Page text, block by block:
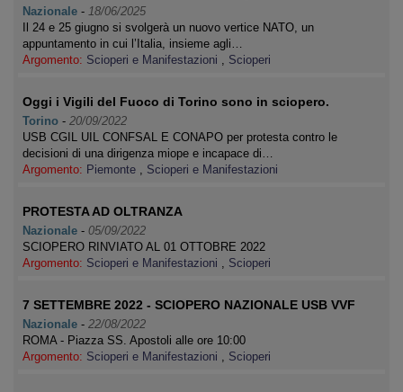
Nazionale - 18/06/2025
Il 24 e 25 giugno si svolgerà un nuovo vertice NATO, un
appuntamento in cui l’Italia, insieme agli…
Argomento: Scioperi e Manifestazioni , Scioperi
Oggi i Vigili del Fuoco di Torino sono in sciopero.
Torino - 20/09/2022
USB CGIL UIL CONFSAL E CONAPO per protesta contro le
decisioni di una dirigenza miope e incapace di…
Argomento: Piemonte , Scioperi e Manifestazioni
PROTESTA AD OLTRANZA
Nazionale - 05/09/2022
SCIOPERO RINVIATO AL 01 OTTOBRE 2022
Argomento: Scioperi e Manifestazioni , Scioperi
7 SETTEMBRE 2022 - SCIOPERO NAZIONALE USB VVF
Nazionale - 22/08/2022
ROMA - Piazza SS. Apostoli alle ore 10:00
Argomento: Scioperi e Manifestazioni , Scioperi